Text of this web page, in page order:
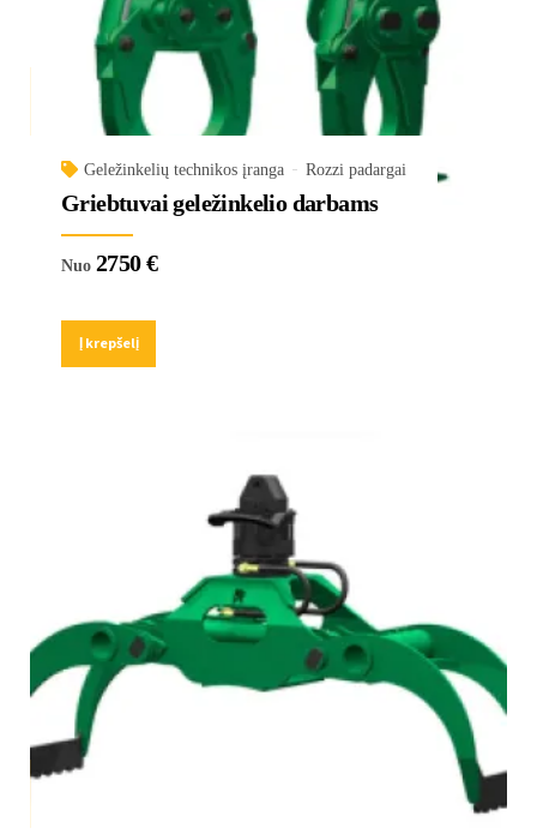
Geležinkelių technikos įranga Rozzi padargai
Griebtuvai geležinkelio darbams
Nuo 2750€
Į krepšelį